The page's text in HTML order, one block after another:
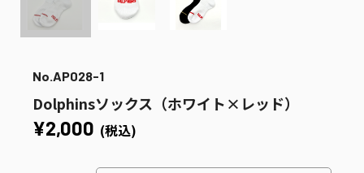
No.AP028-1
Dolphinsソックス（ホワイト×レッド）
¥2,000 (税込)